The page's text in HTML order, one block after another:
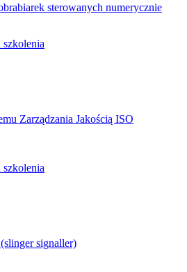
sterowanych numerycznie
Zarządzania Jakością ISO
signaller)